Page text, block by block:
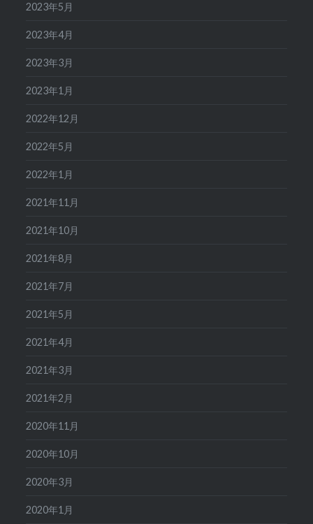
2023年5月
2023年4月
2023年3月
2023年1月
2022年12月
2022年5月
2022年1月
2021年11月
2021年10月
2021年8月
2021年7月
2021年5月
2021年4月
2021年3月
2021年2月
2020年11月
2020年10月
2020年3月
2020年1月